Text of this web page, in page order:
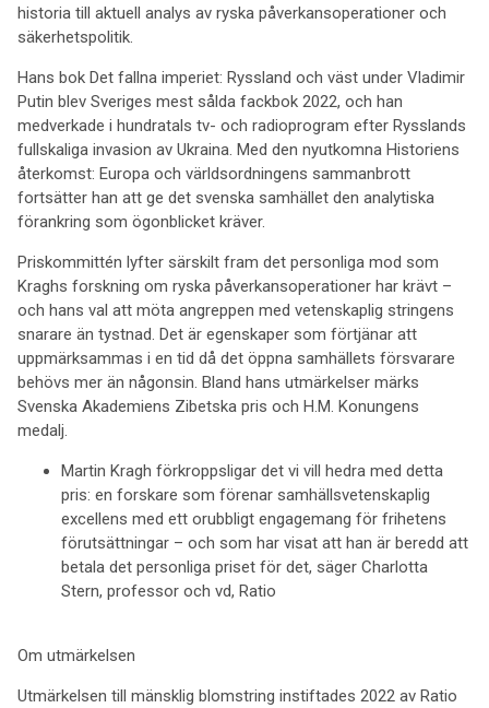
historia till aktuell analys av ryska påverkansoperationer och
säkerhetspolitik.
Hans bok Det fallna imperiet: Ryssland och väst under Vladimir
Putin blev Sveriges mest sålda fackbok 2022, och han
medverkade i hundratals tv- och radioprogram efter Rysslands
fullskaliga invasion av Ukraina. Med den nyutkomna Historiens
återkomst: Europa och världsordningens sammanbrott
fortsätter han att ge det svenska samhället den analytiska
förankring som ögonblicket kräver.
Priskommittén lyfter särskilt fram det personliga mod som
Kraghs forskning om ryska påverkansoperationer har krävt –
och hans val att möta angreppen med vetenskaplig stringens
snarare än tystnad. Det är egenskaper som förtjänar att
uppmärksammas i en tid då det öppna samhällets försvarare
behövs mer än någonsin. Bland hans utmärkelser märks
Svenska Akademiens Zibetska pris och H.M. Konungens
medalj.
Martin Kragh förkroppsligar det vi vill hedra med detta
pris: en forskare som förenar samhällsvetenskaplig
excellens med ett orubbligt engagemang för frihetens
förutsättningar – och som har visat att han är beredd att
betala det personliga priset för det, säger Charlotta
Stern, professor och vd, Ratio
Om utmärkelsen
Utmärkelsen till mänsklig blomstring instiftades 2022 av Ratio